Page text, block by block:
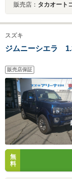
販売店： タカオート
スズキ
ジムニーシエラ
販売店保証
無
料